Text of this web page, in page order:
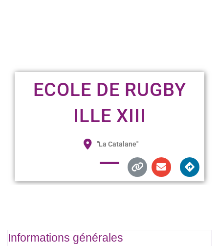
ECOLE DE RUGBY
ILLE XIII
"La Catalane"
Informations générales